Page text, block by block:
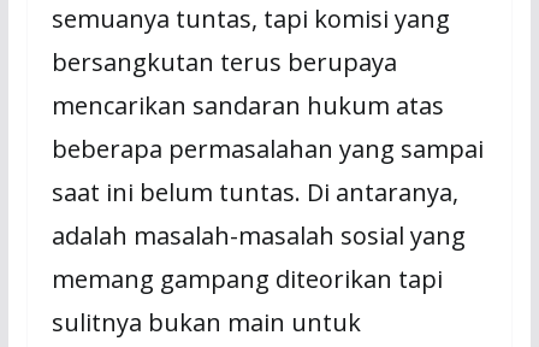
semuanya tuntas, tapi komisi yang
bersangkutan terus berupaya
mencarikan sandaran hukum atas
beberapa permasalahan yang sampai
saat ini belum tuntas. Di antaranya,
adalah masalah-masalah sosial yang
memang gampang diteorikan tapi
sulitnya bukan main untuk